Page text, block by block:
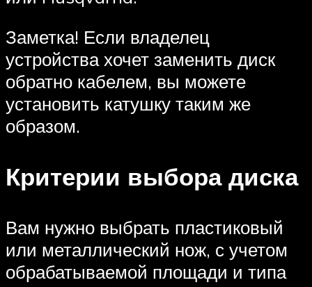
Заметка! Если владелец
устройства хочет заменить диск
обратно кабелем, вы можете
установить катушку таким же
образом.
Критерии выбора диска
Вам нужно выбрать пластиковый
или металлический нож, с учетом
обрабатываемой площади и типа